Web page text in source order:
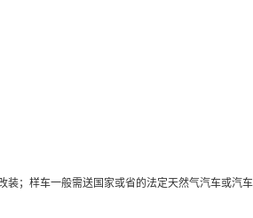
样车一般需送国家或省的法定天然气汽车或汽